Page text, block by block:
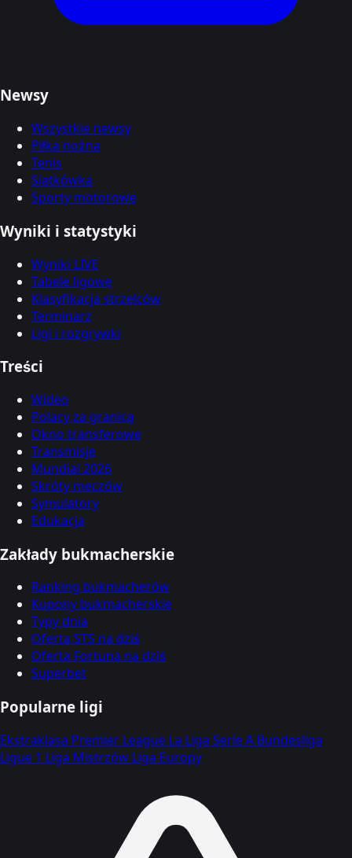
Newsy
Wszystkie newsy
Piłka nożna
Tenis
Siatkówka
Sporty motorowe
Wyniki i statystyki
Wyniki LIVE
Tabele ligowe
Klasyfikacja strzelców
Terminarz
Ligi i rozgrywki
Treści
Wideo
Polacy za granicą
Okno transferowe
Transmisje
Mundial 2026
Skróty meczów
Symulatory
Edukacja
Zakłady bukmacherskie
Ranking bukmacherów
Kupony bukmacherskie
Typy dnia
Oferta STS na dziś
Oferta Fortuna na dziś
Superbet
Popularne ligi
Ekstraklasa Premier League La Liga Serie A Bundesliga
Ligue 1 Liga Mistrzów Liga Europy